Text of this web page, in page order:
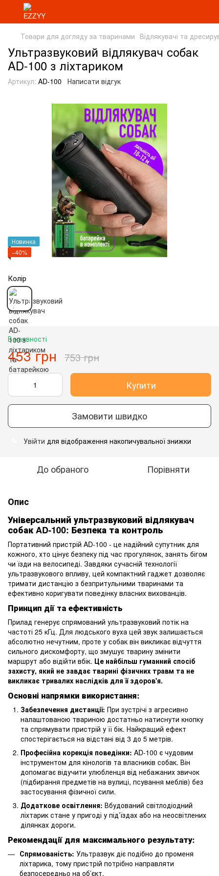
Товари для догляду за тваринами Відлякувачі та
Ультразвуковий відлякувач собак
AD-100 з ліхтариком
Артикул: AD-100 Написати відгук
Новинка
−40%
Колір
В наявності
453 грн 753 грн
Купити
Замовити швидко
Увійти для відображення накопичувальної знижки
До обраного Порівняти
Опис
Універсальний ультразвуковий відлякувач
собак AD-100: Безпека та контроль
Портативний пристрій AD-100 - це надійний супутник для
кожного, хто цінує безпеку під час прогулянок, занять бігом
чи їзди на велосипеді. Завдяки сучасній технології
ультразвукового впливу, цей компактний гаджет дозволяє
тримати дистанцію з безпритульними тваринами та
ефективно коригувати поведінку власних вихованців.
Принцип дії та ефективність
Прилад генерує спрямований ультразвуковий потік на
частоті 25 кГц. Для людського вуха цей звук залишається
абсолютно нечутним, проте у собак він викликає відчуття
сильного дискомфорту, що змушує тварину змінити
маршрут або відійти вбік. Це найбільш гуманний спосіб
захисту, який не завдає тварині фізичних травм та не
викликає тривалих наслідків для її здоров'я.
Основні напрямки використання:
Забезпечення дистанції: При зустрічі з агресивно
налаштованою твариною достатньо натиснути кнопку
та спрямувати пристрій у її бік. Найкращий ефект
спостерігається на відстані від 3 до 5 метрів.
Професійна корекція поведінки: AD-100 є чудовим
інструментом для кінологів та власників собак. Він
допомагає відучити улюбленця від небажаних звичок
(підбирання предметів на вулиці, псування меблів) без
застосування фізичної сили.
Додаткове освітлення: Вбудований світлодіодний
ліхтарик стане у пригоді у під’їздах або на неосвітлених
ділянках дороги.
Рекомендації для максимального результату:
Спрямованість: Ультразвук діє подібно до променя
ліхтарика, тому пристрій потрібно направляти
безпосередньо на об’єкт.